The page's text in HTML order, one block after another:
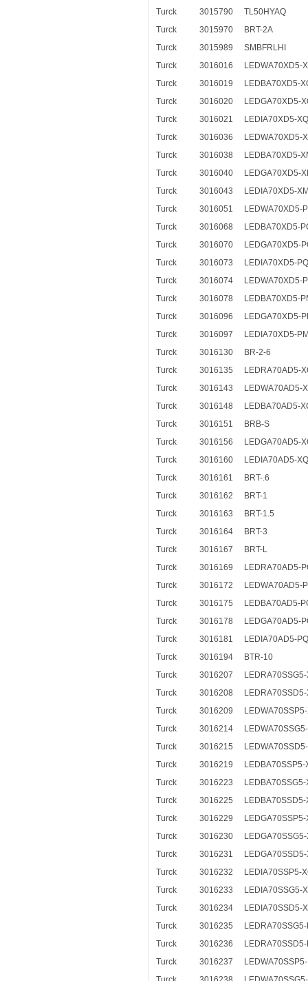
Turck
3015790
TL50HYAQ
Turck
3015970
BRT-2A
Turck
3015989
SMBFRLHI
Turck
3016016
LEDWA70XD5-
Turck
3016019
LEDBA70XD5-
Turck
3016020
LEDGA70XD5-
Turck
3016021
LEDIA70XD5-XQ
Turck
3016036
LEDWA70XD5-
Turck
3016038
LEDBA70XD5-
Turck
3016040
LEDGA70XD5-
Turck
3016043
LEDIA70XD5-
Turck
3016051
LEDWA70XD5-
Turck
3016068
LEDBA70XD5-
Turck
3016070
LEDGA70XD5-
Turck
3016073
LEDIA70XD5-PQ
Turck
3016074
LEDWA70XD5-
Turck
3016078
LEDBA70XD5-
Turck
3016096
LEDGA70XD5-
Turck
3016097
LEDIA70XD5-
Turck
3016130
BR-2-6
Turck
3016135
LEDRA70AD5-
Turck
3016143
LEDWA70AD5-
Turck
3016148
LEDBA70AD5-
Turck
3016151
BRB-S
Turck
3016156
LEDGA70AD5-
Turck
3016160
LEDIA70AD5-XQ
Turck
3016161
BRT-.6
Turck
3016162
BRT-1
Turck
3016163
BRT-1.5
Turck
3016164
BRT-3
Turck
3016167
BRT-L
Turck
3016169
LEDRA70AD5-
Turck
3016172
LEDWA70AD5-
Turck
3016175
LEDBA70AD5-
Turck
3016178
LEDGA70AD5-
Turck
3016181
LEDIA70AD5-PQ
Turck
3016194
BTR-10
Turck
3016207
Turck
3016208
LEDRA70SSD5-
Turck
3016209
Turck
3016214
Turck
3016215
Turck
3016219
LEDBA70SSP5-
Turck
3016223
LEDBA70SSG5-
Turck
3016225
LEDBA70SSD5-
Turck
3016229
LEDGA70SSP5-
Turck
3016230
Turck
3016231
Turck
3016232
LEDIA70SSP5-
Turck
3016233
LEDIA70SSG5-
Turck
3016234
LEDIA70SSD5-
Turck
3016235
Turck
3016236
LEDRA70SSD5-
Turck
3016237